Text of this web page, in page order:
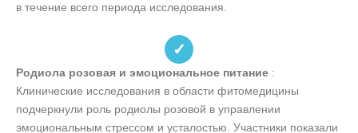
в течение всего периода исследования.
✓
Родиола розовая и эмоциональное питание :
Клинические исследования в области фитомедицины
подчеркнули роль родиолы розовой в управлении
эмоциональным стрессом и усталостью. Участники показали